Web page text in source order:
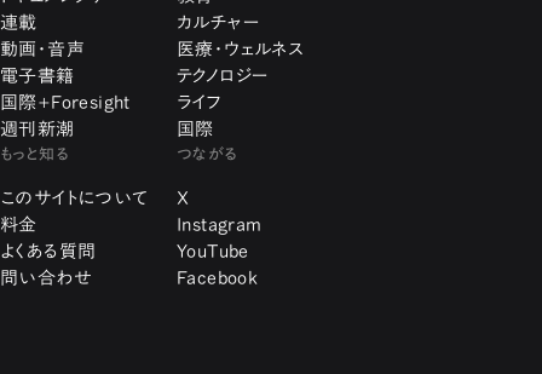
連載
動画・音声
電子書籍
国際+Foresight
週刊新潮
カルチャー
医療・ウェルネス
テクノロジー
ライフ
国際
もっと知る
このサイトについて
料金
よくある質問
問い合わせ
つながる
X
Instagram
YouTube
Facebook